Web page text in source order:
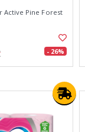
Active Pine Forest
- 26%